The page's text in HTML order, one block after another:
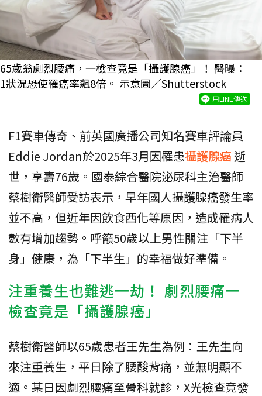
65歲翁劇烈腰痛，一檢查竟是「攝護腺癌」！ 醫曝：
1狀況恐使罹癌率飆8倍。 示意圖／Shutterstock
用LINE傳送
F1賽車傳奇、前英國廣播公司知名賽車評論員
Eddie Jordan於2025年3月因罹患攝護腺癌逝
世，享壽76歲。國泰綜合醫院泌尿科主治醫師
蔡樹衛醫師受訪表示，早年國人攝護腺癌發生率
並不高，但近年因飲食西化等原因，造成罹病人
數有增加趨勢。呼籲50歲以上男性關注「下半
身」健康，為「下半生」的幸福做好準備。
注重養生也難逃一劫！ 劇烈腰痛一
檢查竟是「攝護腺癌」
蔡樹衛醫師以65歲患者王先生為例：王先生向
來注重養生，平日除了腰酸背痛，並無明顯不
適。某日因劇烈腰痛至骨科就診，X光檢查竟發